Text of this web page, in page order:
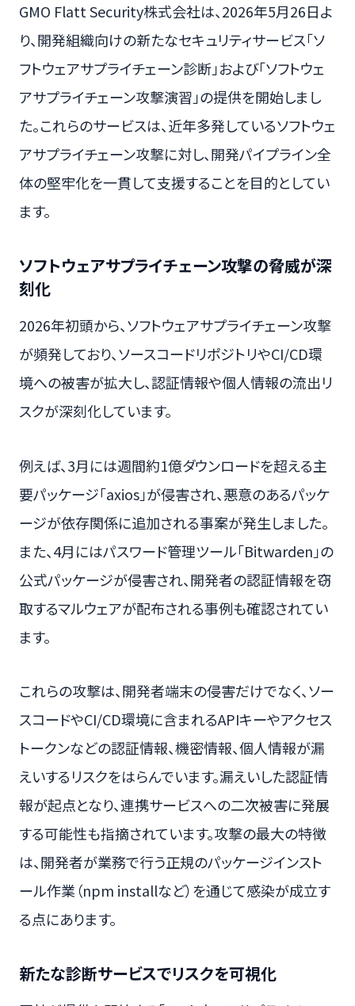
GMO Flatt Security株式会社は、2026年5月26日よ
り、開発組織向けの新たなセキュリティサービス「ソ
フトウェアサプライチェーン診断」および「ソフトウェ
アサプライチェーン攻撃演習」の提供を開始しまし
た。これらのサービスは、近年多発しているソフトウェ
アサプライチェーン攻撃に対し、開発パイプライン全
体の堅牢化を一貫して支援することを目的としてい
ます。
ソフトウェアサプライチェーン攻撃の脅威が深
刻化
2026年初頭から、ソフトウェアサプライチェーン攻撃
が頻発しており、ソースコードリポジトリやCI/CD環
境への被害が拡大し、認証情報や個人情報の流出リ
スクが深刻化しています。
例えば、3月には週間約1億ダウンロードを超える主
要パッケージ「axios」が侵害され、悪意のあるパッケ
ージが依存関係に追加される事案が発生しました。
また、4月にはパスワード管理ツール「Bitwarden」の
公式パッケージが侵害され、開発者の認証情報を窃
取するマルウェアが配布される事例も確認されてい
ます。
これらの攻撃は、開発者端末の侵害だけでなく、ソー
スコードやCI/CD環境に含まれるAPIキーやアクセス
トークンなどの認証情報、機密情報、個人情報が漏
えいするリスクをはらんでいます。漏えいした認証情
報が起点となり、連携サービスへの二次被害に発展
する可能性も指摘されています。攻撃の最大の特徴
は、開発者が業務で行う正規のパッケージインスト
ール作業（npm installなど）を通じて感染が成立す
る点にあります。
新たな診断サービスでリスクを可視化